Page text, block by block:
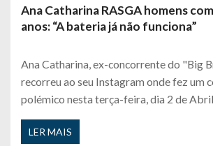
Ana Catharina RASGA homens
anos: “A bateria já não funciona”
Ana Catharina, ex-concorrente do "Big
recorreu ao seu Instagram onde fez um
polémico nesta terça-feira, dia 2 de
LER MAIS